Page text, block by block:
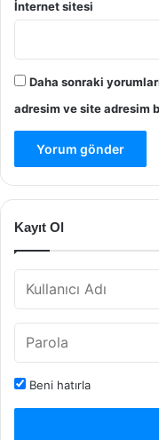
İnternet sitesi
Daha sonraki
adresim ve site adresim
Kayıt Ol
Beni hatırla